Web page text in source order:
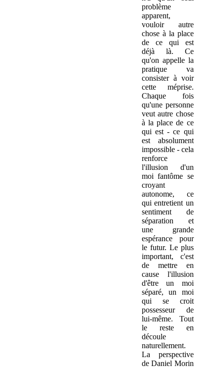
problème
apparent,
vouloir autre
chose à la place
de ce qui est
déjà là. Ce
qu'on appelle la
pratique va
consister à voir
cette méprise.
Chaque fois
qu'une personne
veut autre chose
à la place de ce
qui est - ce qui
est absolument
impossible - cela
renforce
l'illusion d'un
moi fantôme se
croyant
autonome, ce
qui entretient un
sentiment de
séparation et
une grande
espérance pour
le futur. Le plus
important, c'est
de mettre en
cause l'illusion
d'être un moi
séparé, un moi
qui se croit
possesseur de
lui-même. Tout
le reste en
découle
naturellement.
La perspective
de Daniel Morin